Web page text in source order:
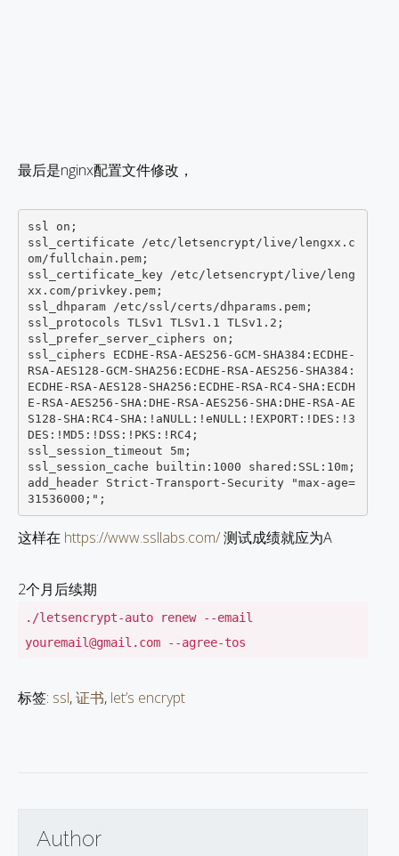
最后是nginx配置文件修改，
ssl on;
ssl_certificate /etc/letsencrypt/live/lengxx.c
om/fullchain.pem;
ssl_certificate_key /etc/letsencrypt/live/leng
xx.com/privkey.pem;
ssl_dhparam /etc/ssl/certs/dhparams.pem;
ssl_protocols TLSv1 TLSv1.1 TLSv1.2;
ssl_prefer_server_ciphers on;
ssl_ciphers ECDHE-RSA-AES256-GCM-SHA384:ECDHE-
RSA-AES128-GCM-SHA256:ECDHE-RSA-AES256-SHA384:
ECDHE-RSA-AES128-SHA256:ECDHE-RSA-RC4-SHA:ECDH
E-RSA-AES256-SHA:DHE-RSA-AES256-SHA:DHE-RSA-AE
S128-SHA:RC4-SHA:!aNULL:!eNULL:!EXPORT:!DES:!3
DES:!MD5:!DSS:!PKS:!RC4;
ssl_session_timeout 5m;
ssl_session_cache builtin:1000 shared:SSL:10m;
add_header Strict-Transport-Security "max-age=
这样在 https://www.ssllabs.com/测试成绩就应为A
2个月后续期
./letsencrypt-auto renew --email
youremail@gmail.com --agree-tos
标签: ssl,证书, let’s encrypt
Author